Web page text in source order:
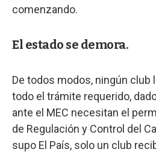
comenzando.
El estado se demora.
De todos modos, ningún club
todo el trámite requerido,
ante el MEC necesitan el
de Regulación y Control del
supo El País, solo un club